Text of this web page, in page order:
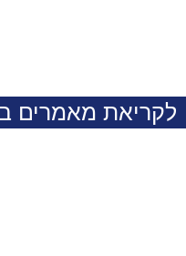
לקריאת מאמרים